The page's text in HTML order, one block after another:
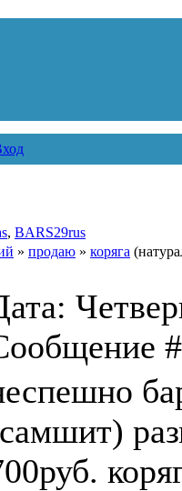
, BARS29rus
» продаю » коряга